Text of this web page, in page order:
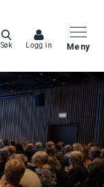
Søk Logg in Meny